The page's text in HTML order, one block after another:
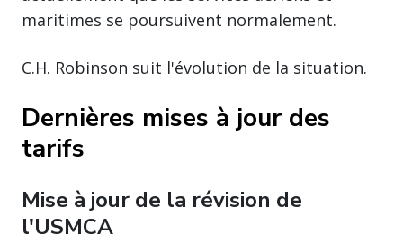
maritimes se poursuivent normalement.
C.H. Robinson suit l'évolution de la situation.
Dernières mises à jour des
tarifs
Mise à jour de la révision de
l'USMCA